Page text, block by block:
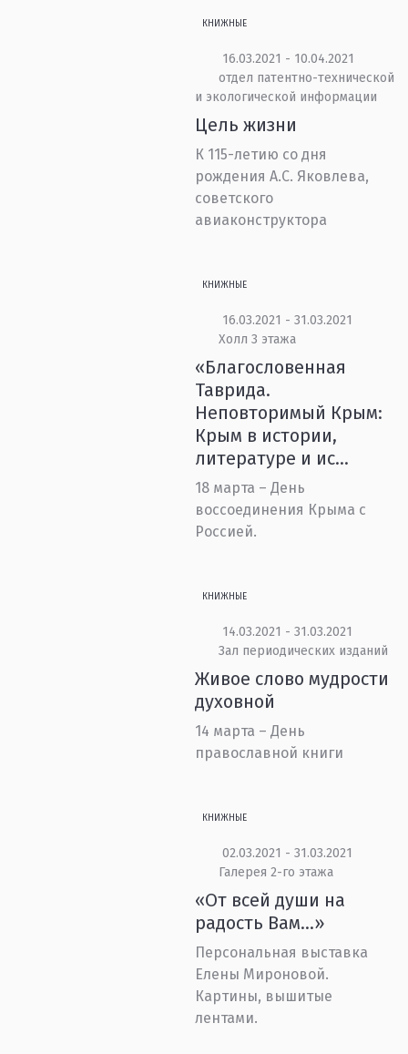
КНИЖНЫЕ
16.03.2021 - 10.04.2021
отдел патентно-технической
и экологической информации
Цель жизни
К 115-летию со дня
рождения А.С. Яковлева,
советского
авиаконструктора
КНИЖНЫЕ
16.03.2021 - 31.03.2021
Холл 3 этажа
«Благословенная
Таврида.
Неповторимый Крым:
Крым в истории,
литературе и ис...
18 марта – День
воссоединения Крыма с
Россией.
КНИЖНЫЕ
14.03.2021 - 31.03.2021
Зал периодических изданий
Живое слово мудрости
духовной
14 марта – День
православной книги
КНИЖНЫЕ
02.03.2021 - 31.03.2021
Галерея 2-го этажа
«От всей души на
радость Вам…»
Персональная выставка
Елены Мироновой.
Картины, вышитые
лентами.